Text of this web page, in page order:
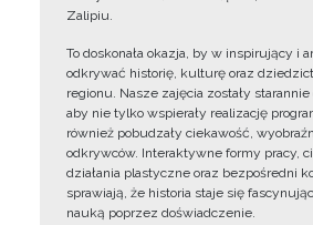
Zalipiu.
To doskonała okazja, by w inspirujący i
odkrywać historię, kulturę oraz
regionu. Nasze zajęcia zostały
aby nie tylko wspierały realizację
również pobudzały ciekawość,
odkrywców. Interaktywne formy pracy,
działania plastyczne oraz bezpośredni
sprawiają, że historia staje się
nauką poprzez doświadczenie.